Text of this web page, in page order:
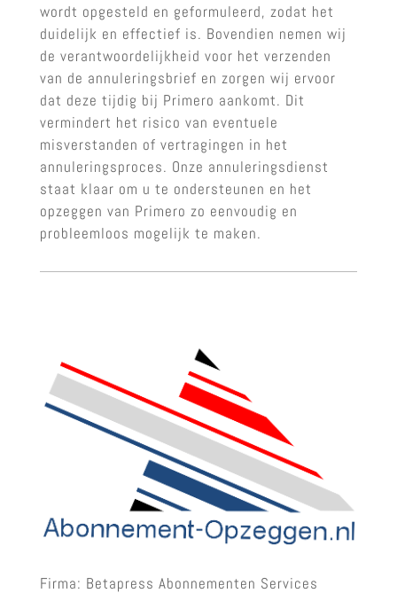
wordt opgesteld en geformuleerd, zodat het
duidelijk en effectief is. Bovendien nemen wij
de verantwoordelijkheid voor het verzenden
van de annuleringsbrief en zorgen wij ervoor
dat deze tijdig bij Primero aankomt. Dit
vermindert het risico van eventuele
misverstanden of vertragingen in het
annuleringsproces. Onze annuleringsdienst
staat klaar om u te ondersteunen en het
opzeggen van Primero zo eenvoudig en
probleemloos mogelijk te maken.
Firma: Betapress Abonnementen Services